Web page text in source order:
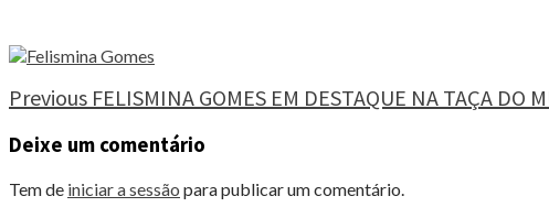
Continue
Reading
Previous FELISMINA GOMES EM DESTAQUE NA TAÇA DO
Deixe um comentário
Tem de iniciar a sessão para publicar um comentário.